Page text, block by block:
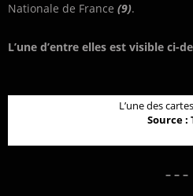
Nationale de France (9).
L’une d’entre elles est visible ci-
L’une des
Source
– – –